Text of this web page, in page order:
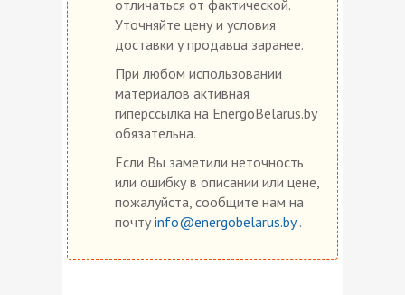
отличаться от фактической.
Уточняйте цену и условия
доставки у продавца заранее.
При любом использовании
материалов активная
гиперссылка на EnergoBelarus.by
обязательна.
Если Вы заметили неточность
или ошибку в описании или цене,
пожалуйста, сообщите нам на
почту info@energobelarus.by.